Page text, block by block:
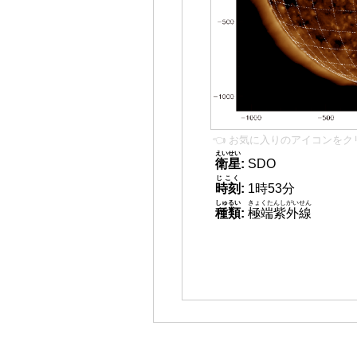
👈 お気に入りのアイコンをク
衛星
えいせい
: SDO
時刻
じこく
: 1時53分
種類
しゅるい
: 極端紫外線
きょくたんしがいせん